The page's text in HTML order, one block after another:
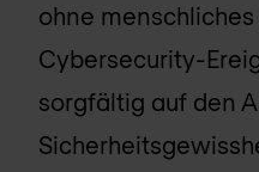
ohne
Cybersecurity-
sorgfältig auf den